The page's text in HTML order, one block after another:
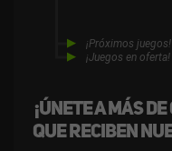
¡Únete a más
que reciben
¡Próximos juegos!
¡Juegos en oferta!